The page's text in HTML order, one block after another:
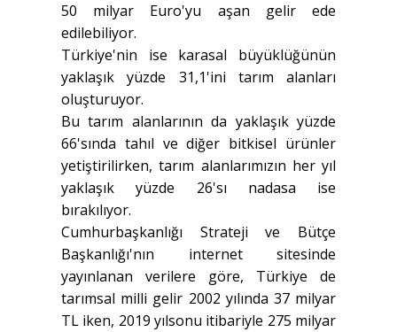
50 milyar Euro'yu aşan gelir ede
edilebiliyor.
Türkiye'nin ise karasal büyüklüğünün
yaklaşık yüzde 31,1'ini tarım alanları
oluşturuyor.
Bu tarım alanlarının da yaklaşık yüzde
66'sında tahıl ve diğer bitkisel ürünler
yetiştirilirken, tarım alanlarımızın her yıl
yaklaşık yüzde 26'sı nadasa ise
bırakılıyor.
Cumhurbaşkanlığı Strateji ve Bütçe
Başkanlığı'nın internet sitesinde
yayınlanan verilere göre, Türkiye de
tarımsal milli gelir 2002 yılında 37 milyar
TL iken, 2019 yılsonu itibariyle 275 milyar